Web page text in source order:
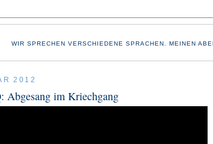
WIR SPRECHEN VERSCHIEDENE SPRACHEN. MEINEN
2012
Abgesang im Kriechgang